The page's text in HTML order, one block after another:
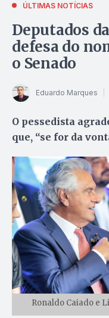
ÚLTIMAS NOTÍCIAS
Deputados
defesa do
o Senado
Eduardo Marques
O pessedista
que, “se for da
Ronaldo Caiado e